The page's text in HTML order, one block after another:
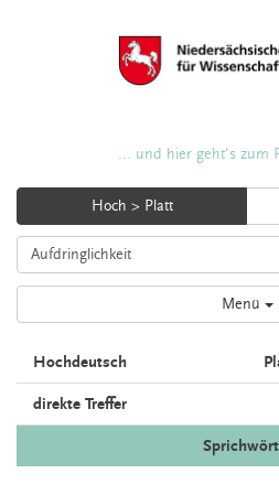
... und hier geht's zum
Hoch > Platt
Menü
Hochdeutsch
direkte Treffer